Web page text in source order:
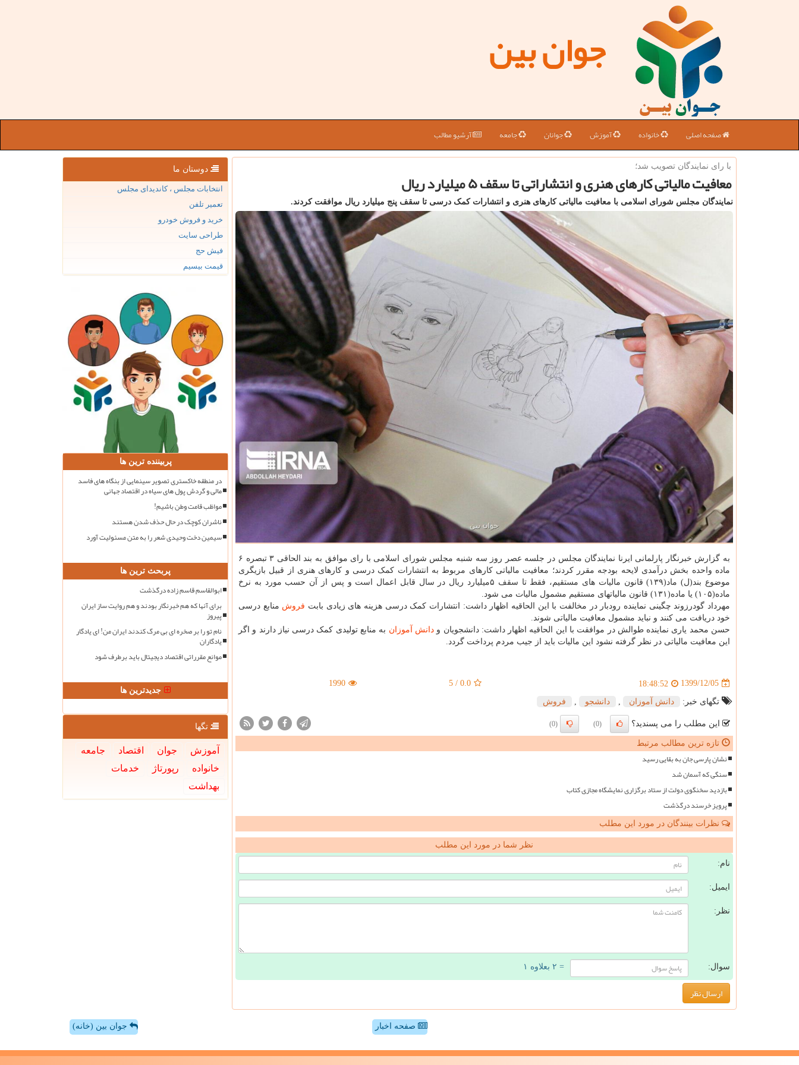
جوان بین
صفحه اصلی خانواده آموزش جوانان جامعه آرشیو مطالب
با رای نمایندگان تصویب شد؛
معافیت مالیاتی كارهای هنری و انتشاراتی تا سقف ۵ میلیارد ریال
نمایندگان مجلس شورای اسلامی با معافیت مالیاتی کارهای هنری و انتشارات کمک درسی تا سقف پنج میلیارد ریال موافقت کردند.
به گزارش خبرنگار پارلمانی ایرنا نمایندگان مجلس در جلسه عصر روز سه شنبه مجلس شورای اسلامی با رای موافق به بند الحاقی ۳ تبصره ۶
ماده واحده بخش درآمدی لایحه بودجه مقرر کردند؛ معافیت مالیاتی کارهای مربوط به انتشارات کمک درسی و کارهای هنری از قبیل بازیگری
موضوع بند(ل) ماد(۱۳۹) قانون مالیات های مستقیم، فقط تا سقف ۵میلیارد ریال در سال قابل اعمال است و پس از آن حسب مورد به نرخ
ماده(۱۰۵) یا ماده(۱۳۱) قانون مالیاتهای مستقیم مشمول مالیات می شود.
مهرداد گودرزوند چگینی نماینده رودبار در مخالفت با این الحاقیه اظهار داشت: انتشارات کمک درسی هزینه های زیادی بابت فروش منابع درسی
خود دریافت می کنند و نباید مشمول معافیت مالیاتی شوند.
حسن محمد یاری نماینده طوالش در موافقت با این الحاقیه اظهار داشت: دانشجویان ودانش آموزان به منابع تولیدی کمک درسی نیاز دارند و اگر
این معافیت مالیاتی در نظر گرفته نشود این مالیات باید از جیب مردم پرداخت گردد.
1399/12/05
18:48:52
0.0
/
5
1990
تگهای خبر: دانش آموزان دانشجو فروش
این مطلب را می پسندید؟ (0)
(0)
تازه ترین مطالب مرتبط
نشان پارسی جان به بقایی رسید
سنگی که آسمان شد
بازدید سخنگوی دولت از ستاد برگزاری نمایشگاه مجازی کتاب
پرویز خرسند درگذشت
نظرات بینندگان در مورد این مطلب
نظر شما در مورد این مطلب
نام:
ایمیل:
نظر:
سوال: = ۲ بعلاوه ۱
دوستان ما
انتخابات مجلس ، کاندیدای مجلس
تعمیر تلفن
خرید و فروش خودرو
طراحی سایت
فیش حج
قیمت بیسیم
پربیننده ترین ها
در منطقه خاکستری تصویر سینمایی از بنگاه های فاسد
مالی و گردش پول های سیاه در اقتصاد جهانی
مواظب قامت وطن باشیم!
ناشران کوچک در حال حذف شدن هستند
سیمین دخت وحیدی شعر را به متن مسئولیت آورد
پربحث ترین ها
ابوالقاسم قاسم زاده درگذشت
برای آنها که هم خبرنگار بودند و هم روایت ساز ایران
پیروز
نام تو را بر صخره ای بی مرگ کندند ایران من! ای یادگار
یادگاران
موانع مقرراتی اقتصاد دیجیتال باید برطرف شود
جدیدترین ها
تگها
آموزش جوان اقتصاد
جامعه
خانواده
رپورتاژ
خدمات
بهداشت
صفحه اخبار جوان بین (خانه)